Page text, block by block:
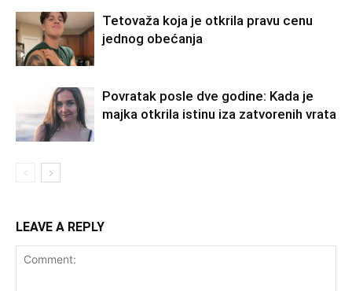
Tetovaža koja je otkrila pravu cenu
jednog obećanja
Povratak posle dve godine: Kada je
majka otkrila istinu iza zatvorenih vrata
LEAVE A REPLY